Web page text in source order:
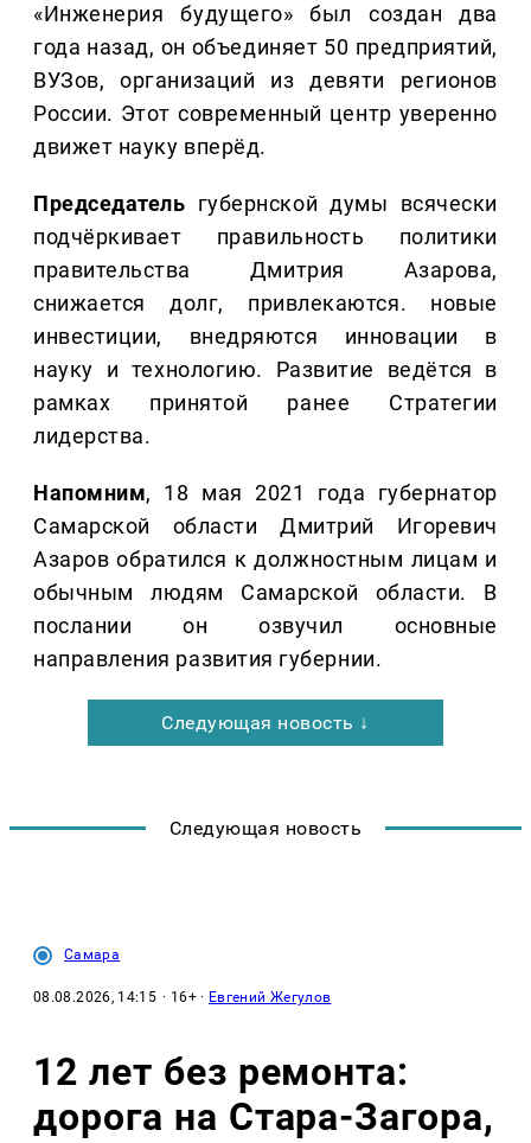
«Инженерия будущего» был создан два
года назад, он объединяет 50 предприятий,
ВУЗов, организаций из девяти регионов
России. Этот современный центр уверенно
движет науку вперёд.
Председатель губернской думы всячески
подчёркивает правильность политики
правительства Дмитрия Азарова,
снижается долг, привлекаются. новые
инвестиции, внедряются инновации в
науку и технологию. Развитие ведётся в
рамках принятой ранее Стратегии
лидерства.
Напомним, 18 мая 2021 года губернатор
Самарской области Дмитрий Игоревич
Азаров обратился к должностным лицам и
обычным людям Самарской области. В
послании он озвучил основные
направления развития губернии.
Следующая новость ↓
Следующая новость
Самара
08.08.2026, 14:15 · 16+ · Евгений Жегулов
12 лет без ремонта:
дорога на Стара-Загора,